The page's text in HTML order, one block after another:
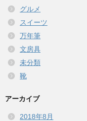
グルメ
スイーツ
万年筆
文房具
未分類
靴
アーカイブ
2018年8月